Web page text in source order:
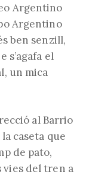
Argentino
Argentino
ben senzill,
s’agafa el
un mica
al Barrio
caseta que
de pato,
vies del tren a